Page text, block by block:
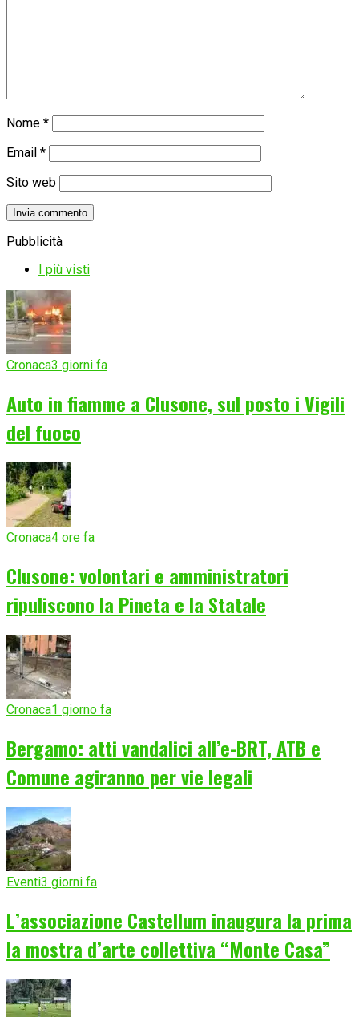
Nome *
Email *
Sito web
Pubblicità
I più visti
Cronaca3 giorni fa
Auto in fiamme a Clusone, sul posto i Vigili
del fuoco
Cronaca4 ore fa
Clusone: volontari e amministratori
ripuliscono la Pineta e la Statale
Cronaca1 giorno fa
Bergamo: atti vandalici all’e-BRT, ATB e
Comune agiranno per vie legali
Eventi3 giorni fa
L’associazione Castellum inaugura la prima
la mostra d’arte collettiva “Monte Casa”